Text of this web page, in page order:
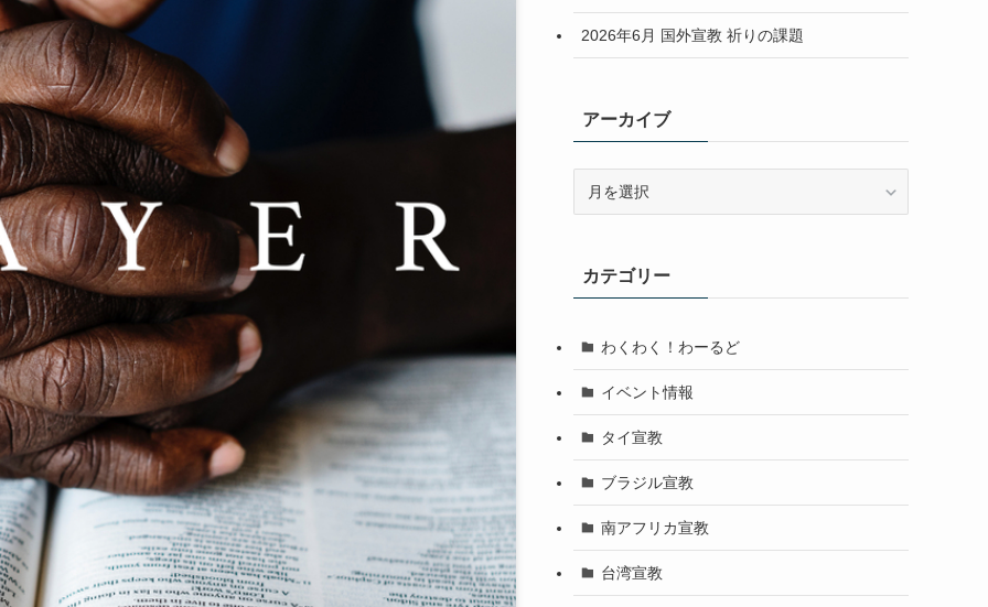
2026年6月 国外宣教 祈りの課題
アーカイブ
ブカテゴリー
わくわく！わーるど
イベント情報
タイ宣教
ブラジル宣教
南アフリカ宣教
台湾宣教